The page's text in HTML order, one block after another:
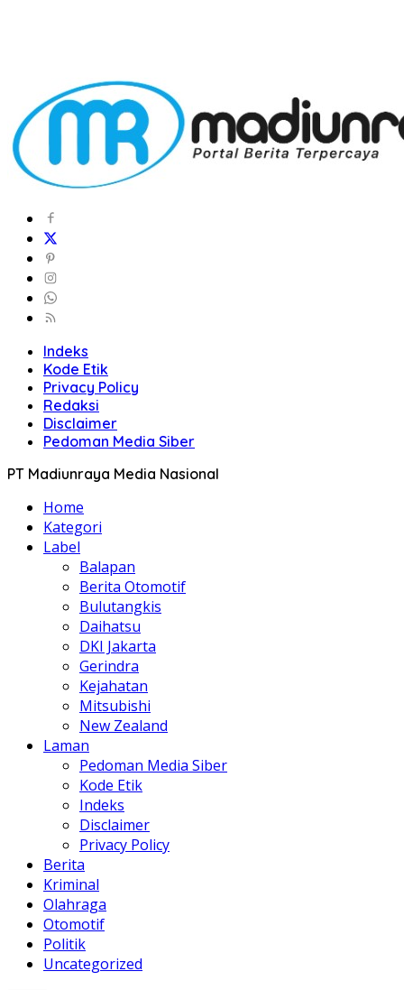
Indeks
Kode Etik
Privacy Policy
Redaksi
Disclaimer
Pedoman Media Siber
PT Madiunraya Media Nasional
Home
Kategori
Label
Balapan
Berita Otomotif
Bulutangkis
Daihatsu
DKI Jakarta
Gerindra
Kejahatan
Mitsubishi
New Zealand
Laman
Pedoman Media Siber
Kode Etik
Indeks
Disclaimer
Privacy Policy
Berita
Kriminal
Olahraga
Otomotif
Politik
Uncategorized